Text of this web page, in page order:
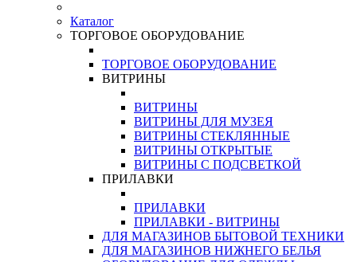
Каталог
ТОРГОВОЕ ОБОРУДОВАНИЕ
ТОРГОВОЕ ОБОРУДОВАНИЕ
ВИТРИНЫ
ВИТРИНЫ
ВИТРИНЫ ДЛЯ МУЗЕЯ
ВИТРИНЫ СТЕКЛЯННЫЕ
ВИТРИНЫ ОТКРЫТЫЕ
ВИТРИНЫ С ПОДСВЕТКОЙ
ПРИЛАВКИ
ПРИЛАВКИ
ПРИЛАВКИ - ВИТРИНЫ
ДЛЯ МАГАЗИНОВ БЫТОВОЙ ТЕХНИКИ
ДЛЯ МАГАЗИНОВ НИЖНЕГО БЕЛЬЯ